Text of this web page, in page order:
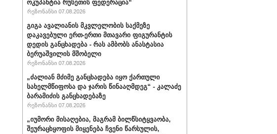
ოკუპანტია რუსეთის ფედერაცია“
რეზონანსი 07.08.2026
გიგა ავალიანის მკვლელობის საქმეზე
დაკავებული ერთ-ერთი მთავარი ფიგურანტის
დედის განცხადება - რას ამბობს ანასტასია
ბერუაშვილის მშობელი
რეზონანსი 07.08.2026
„ძალიან მძიმე განცხადება იყო ქართული
სახელმწიფოსა და ჯარის წინააღმდეგ“ - კალაძე
ბარამიძის განცხადებაზე
რეზონანსი 07.08.2026
„იუმორი მისაღებია, მაგრამ ბილწსიტყვაობა,
შეურაცხყოფის მიყენება ჩვენი წარსულის,